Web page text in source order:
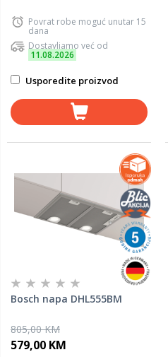
Povrat robe moguć unutar 15
dana
Dostavljamo već od
11.08.2026
Usporedite proizvod
Bosch napa DHL555BM
805,00 KM
579,00 KM